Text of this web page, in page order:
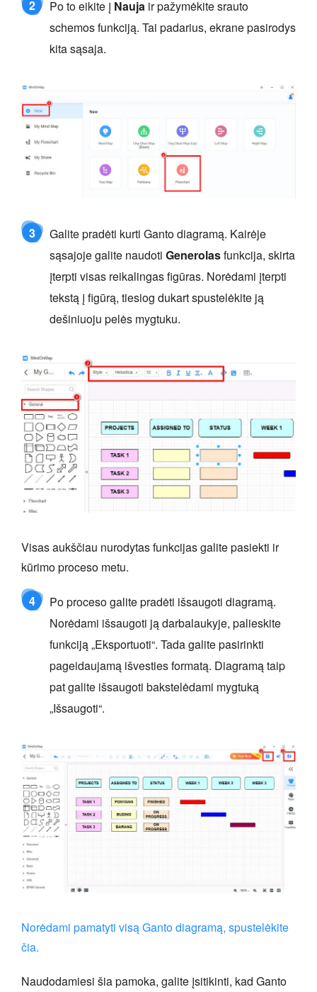
2 Po to eikite į Nauja ir pažymėkite srauto
schemos funkciją. Tai padarius, ekrane pasirodys
kita sąsaja.
3
Galite pradėti kurti Ganto diagramą. Kairėje
sąsajoje galite naudoti Generolasfunkcija, skirta
įterpti visas reikalingas figūras. Norėdami įterpti
tekstą į figūrą, tiesiog dukart spustelėkite ją
dešiniuoju pelės mygtuku.
Visas aukščiau nurodytas funkcijas galite pasiekti ir
kūrimo proceso metu.
4
Po proceso galite pradėti išsaugoti diagramą.
Norėdami išsaugoti ją darbalaukyje, palieskite
funkciją „Eksportuoti“. Tada galite pasirinkti
pageidaujamą išvesties formatą. Diagramą taip
pat galite išsaugoti bakstelėdami mygtuką
„Išsaugoti“.
Norėdami pamatyti visą Ganto diagramą, spustelėkite
čia.
Naudodamiesi šia pamoka, galite įsitikinti, kad Ganto